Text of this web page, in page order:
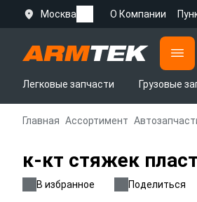
Москва О Компании
Легковые запчасти
Грузовые
Главная Ассортимент
к-кт стяжек
В избранное Поделиться